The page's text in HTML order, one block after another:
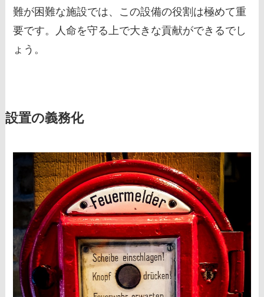
難が困難な施設では、この設備の役割は極めて重
要です。人命を守る上で大きな貢献ができるでし
ょう。
設置の義務化